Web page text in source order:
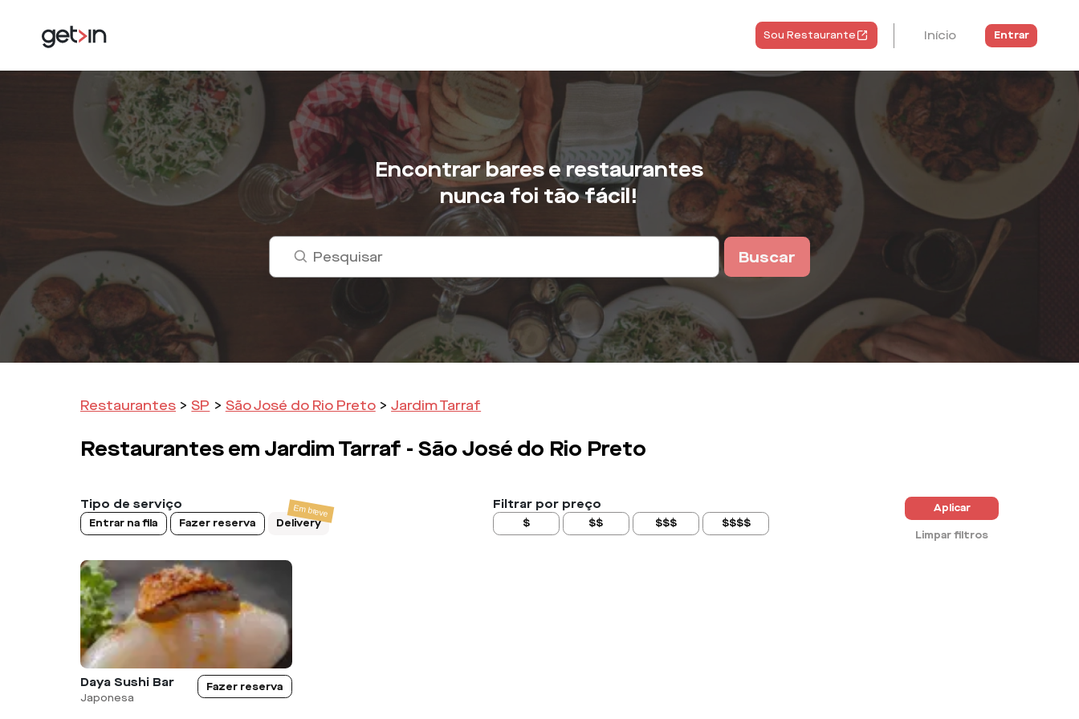
Sou Restaurante Início Entrar
Encontrar bares e restaurantes
nunca foi tão fácil!
Buscar
Restaurantes > SP > São José do Rio Preto > Jardim Tarraf
Restaurantes em Jardim Tarraf - São José do Rio Preto
Tipo de serviço
Entrar na fila Fazer reserva Delivery
Filtrar por preço
$ $$ $$$ $$$$
Aplicar
Limpar filtros
Daya Sushi Bar
Japonesa
Fazer reserva